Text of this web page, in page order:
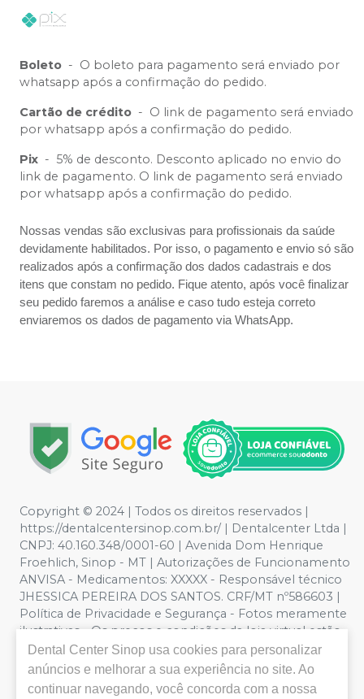
Boleto - O boleto para pagamento será enviado por
whatsapp após a confirmação do pedido.
Cartão de crédito - O link de pagamento será enviado
por whatsapp após a confirmação do pedido.
Pix - 5% de desconto. Desconto aplicado no envio do
link de pagamento. O link de pagamento será enviado
por whatsapp após a confirmação do pedido.
Nossas vendas são exclusivas para profissionais da saúde
devidamente habilitados. Por isso, o pagamento e envio só são
realizados após a confirmação dos dados cadastrais e dos
itens que constam no pedido. Fique atento, após você finalizar
seu pedido faremos a análise e caso tudo esteja correto
enviaremos os dados de pagamento via WhatsApp.
Copyright © 2024 | Todos os direitos reservados |
https://dentalcentersinop.com.br/ | Dentalcenter Ltda |
CNPJ: 40.160.348/0001-60 | Avenida Dom Henrique
Froehlich, Sinop - MT | Autorizações de Funcionamento
ANVISA - Medicamentos: XXXXX - Responsável técnico
JHESSICA PEREIRA DOS SANTOS. CRF/MT nº586603 |
Política de Privacidade e Segurança - Fotos meramente
ilustrativas - Os preços e condições da loja virtual estão
sujeitos a alterações. Em caso de divergência de preços
no site, o valor válido é o do Carrinho de Compra. Não
vendemos por atacado por isso nos reservamos o
Dental Center Sinop usa cookies para personalizar
anúncios e melhorar a sua experiência no site. Ao
continuar navegando, você concorda com a nossa